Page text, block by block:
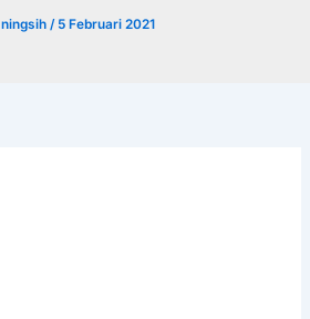
ningsih / 5 Februari 2021